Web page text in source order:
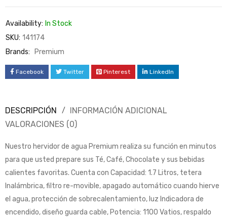
Availability: In Stock
SKU: 141174
Brands:
Premium
Facebook Twitter Pinterest LinkedIn
DESCRIPCIÓN
INFORMACIÓN ADICIONAL
VALORACIONES (0)
Nuestro hervidor de agua Premium realiza su función en minutos
para que usted prepare sus Té, Café, Chocolate y sus bebidas
calientes favoritas. Cuenta con Capacidad: 1.7 Litros, tetera
Inalámbrica, filtro re-movible, apagado automático cuando hierve
el agua, protección de sobrecalentamiento, luz Indicadora de
encendido, diseño guarda cable, Potencia: 1100 Vatios, respaldo